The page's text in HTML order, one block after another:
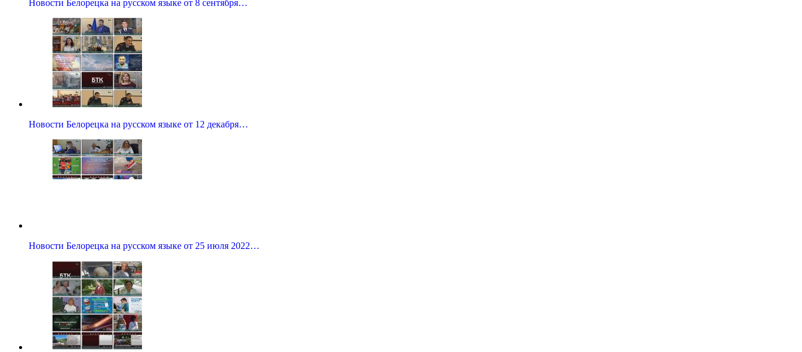
Новости Белорецка на русском языке от 8 сентября…
Новости Белорецка на русском языке от 12 декабря…
Новости Белорецка на русском языке от 25 июля 2022…